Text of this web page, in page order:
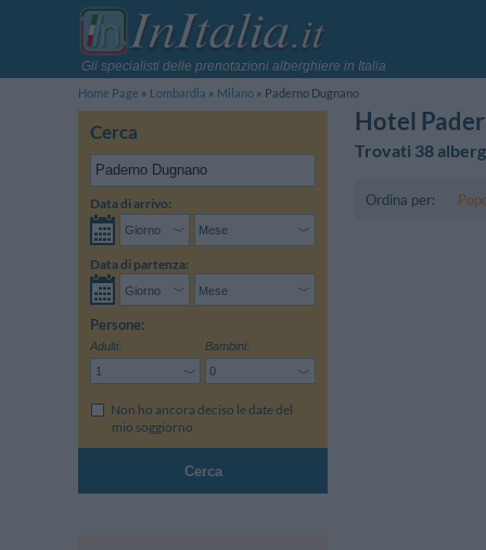
Gli specialisti delle prenotazioni alberghiere in Italia
Home Page
Lombardia Milano Paderno Dugnano
Cerca
Data di arrivo:
Data di partenza:
Persone:
Adulti: Bambini:
Non ho ancora deciso le date del
mio soggiorno
Cerca
Hotel
Trovati 38
Ordina per: